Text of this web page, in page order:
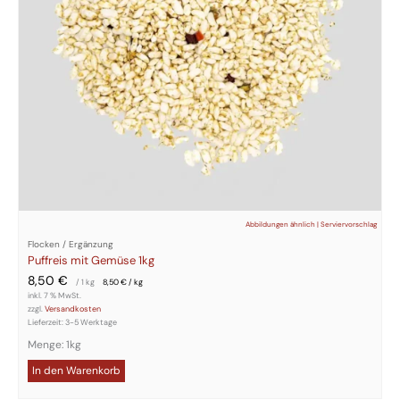
Abbildungen ähnlich | Serviervorschlag
Flocken / Ergänzung
Puffreis mit Gemüse 1kg
8,50 € / 1 kg 8,50€/kg
inkl. 7 % MwSt.
zzgl.Versandkosten
Lieferzeit:3-5 Werktage
Menge: 1kg
In den Warenkorb